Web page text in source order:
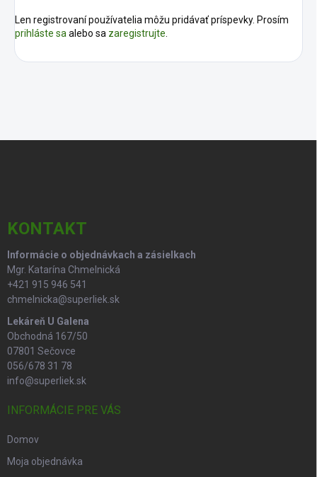
Len registrovaní používatelia môžu pridávať príspevky. Prosím
prihláste saalebo sa zaregistrujte.
KONTAKT
Informácie o objednávkach a zásielkach
Mgr. Katarína Chmelnická
+421 915 946 541
chmelnicka@superliek.sk
Lekáreň U Galena
Obchodná 167/50
07801 Sečovce
056/678 31 78
info@superliek.sk
INFORMÁCIE PRE VÁS
Domov
Moja objednávka